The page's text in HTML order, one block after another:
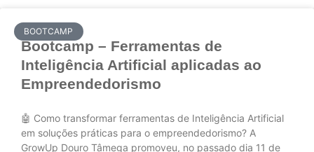
BOOTCAMP
Bootcamp – Ferramentas de
Inteligência Artificial aplicadas ao
Empreendedorismo
🤖 Como transformar ferramentas de Inteligência Artificial
em soluções práticas para o empreendedorismo? A
GrowUp Douro Tâmega promoveu, no passado dia 11 de